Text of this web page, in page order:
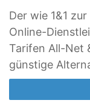
Der wie 1&1
Online-
Tarifen All-Net
günstige